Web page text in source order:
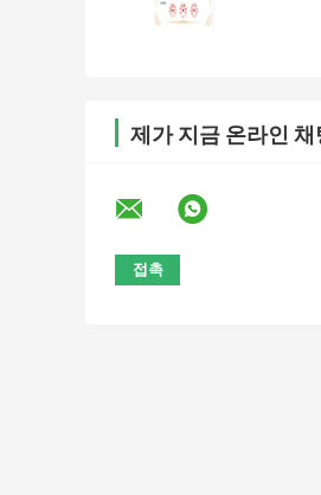
제가 지금 온라인 채